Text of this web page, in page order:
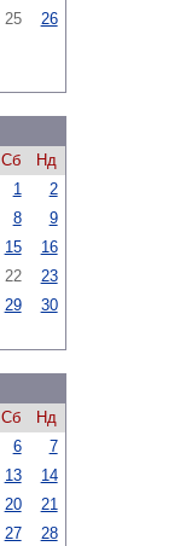
25
26
Сб
Нд
1
2
8
9
15
16
22
23
29 30
Сб
Нд
6
7
13
14
20
21
27 28